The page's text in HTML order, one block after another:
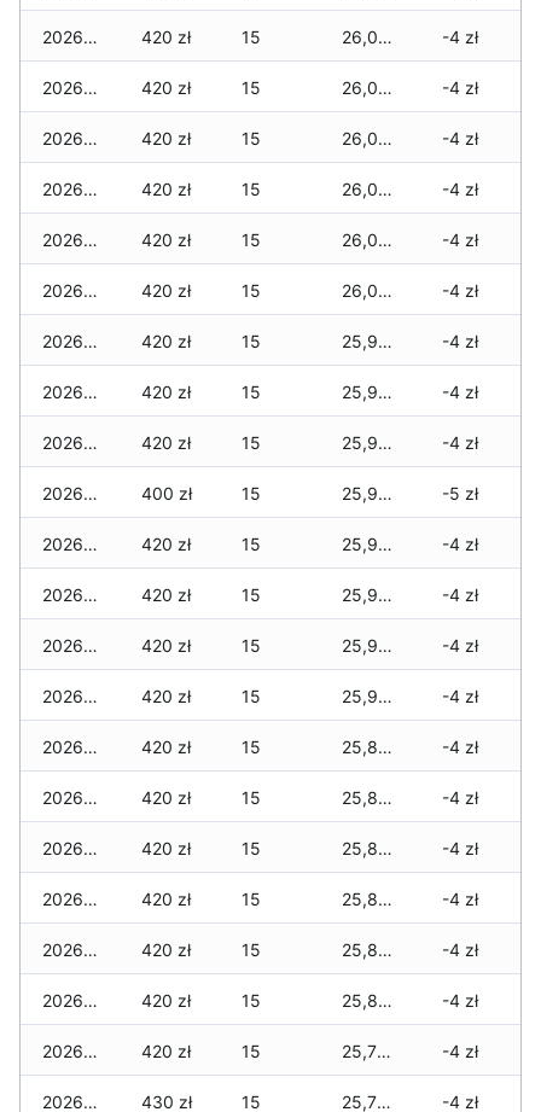
2026-03-08 420 zł 15 26,070 zł -4 zł
2026-03-07 420 zł 15 26,070 zł -4 zł
2026-03-06 420 zł 15 26,070 zł -4 zł
2026-03-05 420 zł 15 26,040 zł -4 zł
2026-03-04 420 zł 15 26,040 zł -4 zł
2026-03-03 420 zł 15 26,020 zł -4 zł
2026-03-02 420 zł 15 25,970 zł -4 zł
2026-03-01 420 zł 15 25,970 zł -4 zł
2026-02-27 420 zł 15 25,970 zł -4 zł
2026-02-26 400 zł 15 25,950 zł -5 zł
2026-02-25 420 zł 15 25,950 zł -4 zł
2026-02-24 420 zł 15 25,950 zł -4 zł
2026-02-23 420 zł 15 25,920 zł -4 zł
2026-02-22 420 zł 15 25,920 zł -4 zł
2026-02-21 420 zł 15 25,870 zł -4 zł
2026-02-20 420 zł 15 25,870 zł -4 zł
2026-02-19 420 zł 15 25,870 zł -4 zł
2026-02-18 420 zł 15 25,840 zł -4 zł
2026-02-17 420 zł 15 25,840 zł -4 zł
2026-02-16 420 zł 15 25,840 zł -4 zł
2026-02-15 420 zł 15 25,790 zł -4 zł
2026-02-14 430 zł 15 25,790 zł -4 zł